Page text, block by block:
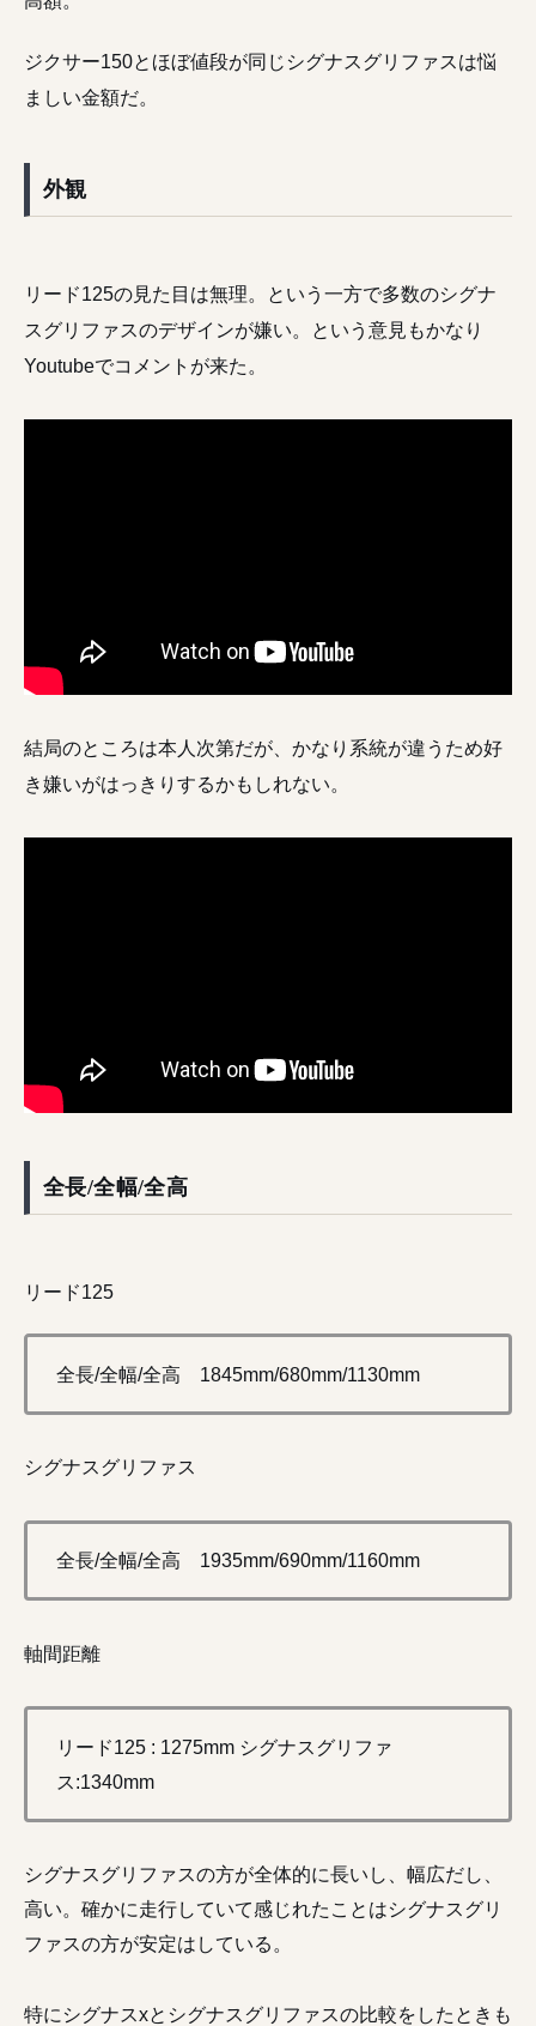
ジクサー150とほぼ値段が同じシグナスグリファスは悩
ましい金額だ。
外観
リード125の見た目は無理。という一方で多数のシグナ
スグリファスのデザインが嫌い。という意見もかなり
Youtubeでコメントが来た。
結局のところは本人次第だが、かなり系統が違うため好
き嫌いがはっきりするかもしれない。
全長/全幅/全高
リード125
全長/全幅/全高 1845mm/680mm/1130mm
シグナスグリファス
全長/全幅/全高 1935mm/690mm/1160mm
軸間距離
リード125 : 1275mm シグナスグリファ
ス:1340mm
シグナスグリファスの方が全体的に長いし、幅広だし、
高い。確かに走行していて感じれたことはシグナスグリ
ファスの方が安定はしている。
特にシグナスxとシグナスグリファスの比較をしたときも